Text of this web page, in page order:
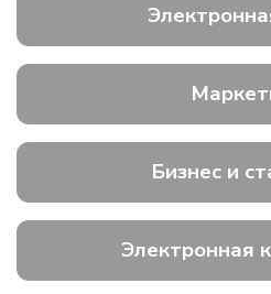
Бизнес и
Электронная